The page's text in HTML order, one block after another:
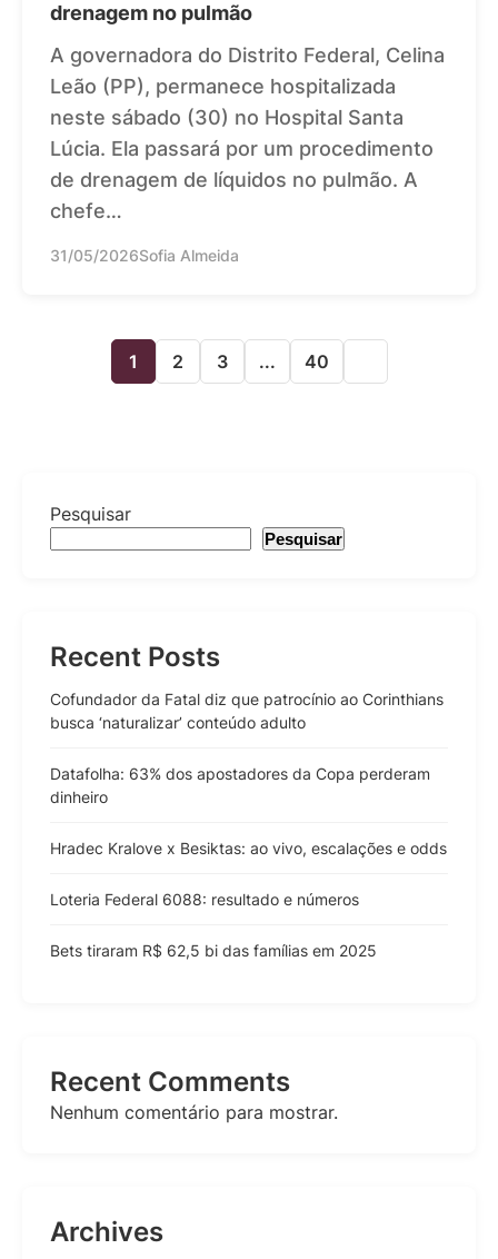
drenagem no pulmão
A governadora do Distrito Federal, Celina
Leão (PP), permanece hospitalizada
neste sábado (30) no Hospital Santa
Lúcia. Ela passará por um procedimento
de drenagem de líquidos no pulmão. A
chefe…
31/05/2026Sofia Almeida
1 2 3 ... 40
Pesquisar
Pesquisar
Recent Posts
Cofundador da Fatal diz que patrocínio ao Corinthians
busca ‘naturalizar’ conteúdo adulto
Datafolha: 63% dos apostadores da Copa perderam
dinheiro
Hradec Kralove x Besiktas: ao vivo, escalações e odds
Loteria Federal 6088: resultado e números
Bets tiraram R$ 62,5 bi das famílias em 2025
Recent Comments
Nenhum comentário para mostrar.
Archives